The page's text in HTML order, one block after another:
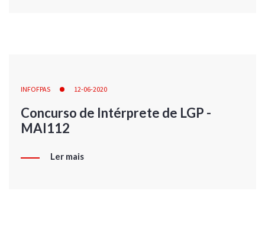
INFOFPAS 12-06-2020
Concurso de Intérprete de LGP -
MAI112
Ler mais